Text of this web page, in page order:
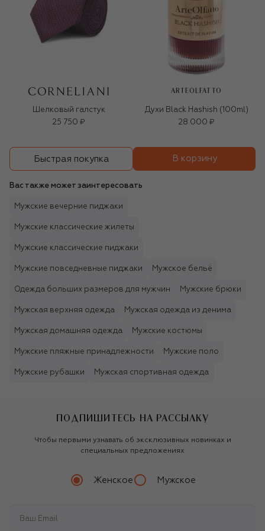
Шелковый галстук
25 750 ₽
ARTEOLFATTO
Духи Black Hashish (100ml)
28 000 ₽
Быстрая покупка В корзину
Вас также может заинтересовать
Мужские вечерние пиджаки
Мужские классические жилеты
Мужские классические пиджаки
Мужские повседневные пиджаки Мужское бельё
Одежда больших размеров для мужчин Мужские брюки
Мужская верхняя одежда Мужская одежда из денима
Мужская домашняя одежда Мужские костюмы
Мужские пляжные принадлежности Мужские поло
Мужские рубашки Мужская спортивная одежда
ПОДПИШИТЕСЬ НА РАССЫЛКУ
Чтобы первыми узнавать об эксклюзивных новинках и
специальных предложениях
Женское Мужское